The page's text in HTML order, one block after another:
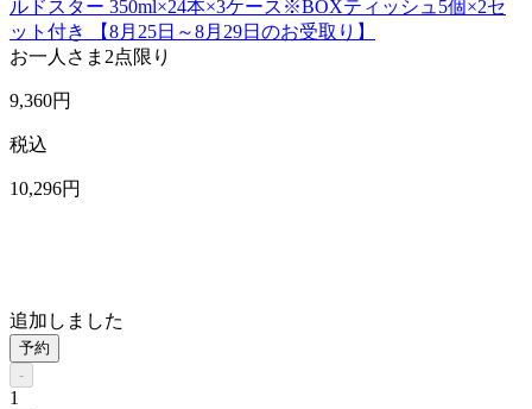
ルドスター 350ml×24本×3ケース※BOXティッシュ5個×2セ
ット付き 【8月25日～8月29日のお受取り】
お一人さま 2点限り
9,360円
税込
10,296円
追加しました
予約
-
1